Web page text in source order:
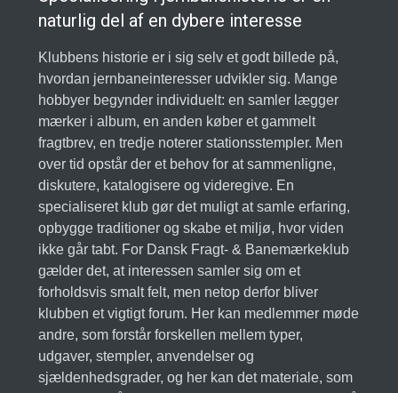
naturlig del af en dybere interesse
Klubbens historie er i sig selv et godt billede på,
hvordan jernbaneinteresser udvikler sig. Mange
hobbyer begynder individuelt: en samler lægger
mærker i album, en anden køber et gammelt
fragtbrev, en tredje noterer stationsstempler. Men
over tid opstår der et behov for at sammenligne,
diskutere, katalogisere og videregive. En
specialiseret klub gør det muligt at samle erfaring,
opbygge traditioner og skabe et miljø, hvor viden
ikke går tabt. For Dansk Fragt- & Banemærkeklub
gælder det, at interessen samler sig om et
forholdsvis smalt felt, men netop derfor bliver
klubben et vigtigt forum. Her kan medlemmer møde
andre, som forstår forskellen mellem typer,
udgaver, stempler, anvendelser og
sjældenhedsgrader, og her kan det materiale, som